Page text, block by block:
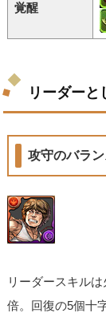
覚醒
リーダーと
攻守のバラ
リーダースキル
倍。回復の5個十